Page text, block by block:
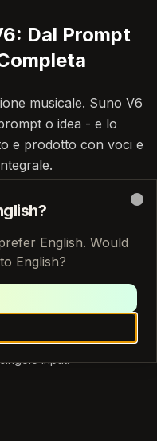
Dal Prompt
musicale. Suno V6
o idea - e lo
e prodotto con voci e
a Canzone
Suno V6 genera una
strumentazione e
input.
English. Would
English?